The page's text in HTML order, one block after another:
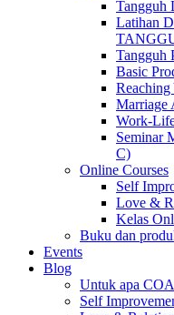
Tangguh
Latihan
Tangguh
Basic
Marriage
Work-
Seminar
C)
Online Courses
Self
Love &
Kelas
Buku dan
Events
Blog
Untuk apa
Self